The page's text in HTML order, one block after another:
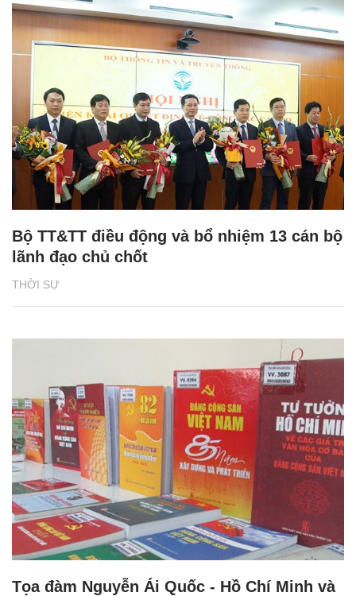
THỜI SỰ
Bộ TT&TT điều động và bổ nhiệm 13 cán bộ
lãnh đạo chủ chốt
Tọa đàm Nguyễn Ái Quốc - Hồ Chí Minh và